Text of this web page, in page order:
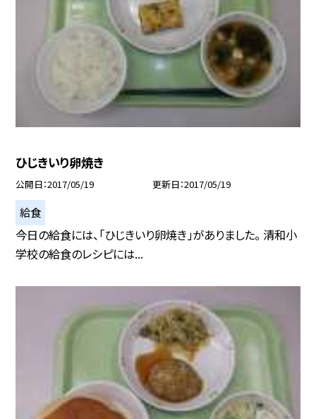
ひじきいり卵焼き
公開日 2017/05/19 更新日 2017/05/19
給食
今日の給食には、「ひじきいり卵焼き」がありました。 清和小
学校の給食のレシピには...